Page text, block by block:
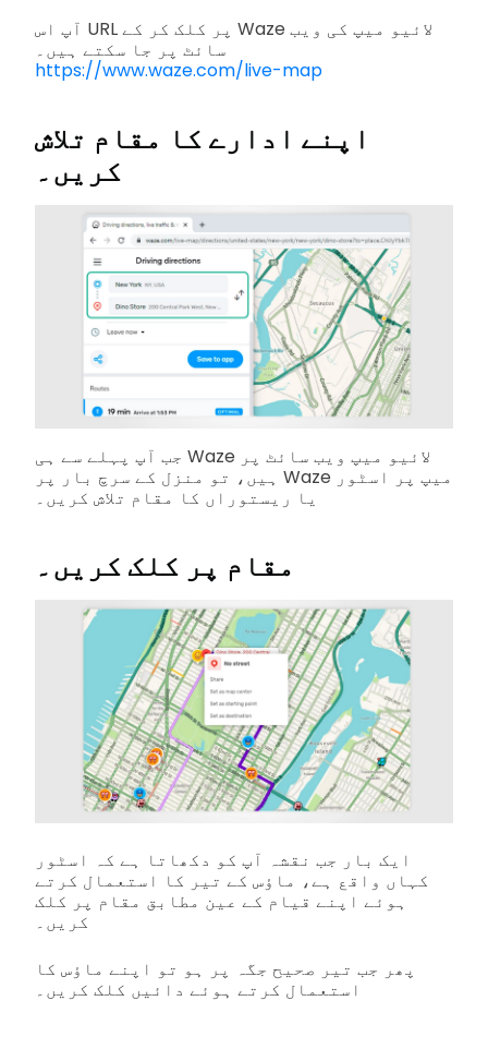
آپ اس URL پر کلک کر کے Waze لائیو میپ کی ویب
سائٹ پر جا سکتے ہیں۔
https://www.waze.com/live-map
اپنے ادارے کا مقام تلاش
کریں۔
جب آپ پہلے سے ہی Waze لائیو میپ ویب سائٹ پر
ہیں، تو منزل کے سرچ بار پر Waze میپ پر اسٹور
یا ریستوراں کا مقام تلاش کریں۔
مقام پر کلک کریں۔
ایک بار جب نقشہ آپ کو دکھاتا ہے کہ اسٹور
کہاں واقع ہے، ماؤس کے تیر کا استعمال کرتے
ہوئے اپنے قیام کے عین مطابق مقام پر کلک
کریں۔
پھر جب تیر صحیح جگہ پر ہو تو اپنے ماؤس کا
استعمال کرتے ہوئے دائیں کلک کریں۔